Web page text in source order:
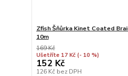
Zfish Šňůrka Kinet Coated
10m
169 Kč
Ušetříte 17 Kč (- 10 %)
152 Kč
126 Kč bez DPH